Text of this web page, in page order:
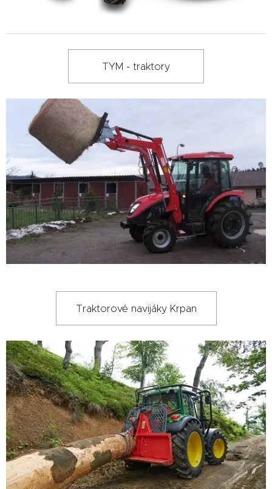
TYM - traktory
Traktorové navijáky Krpan